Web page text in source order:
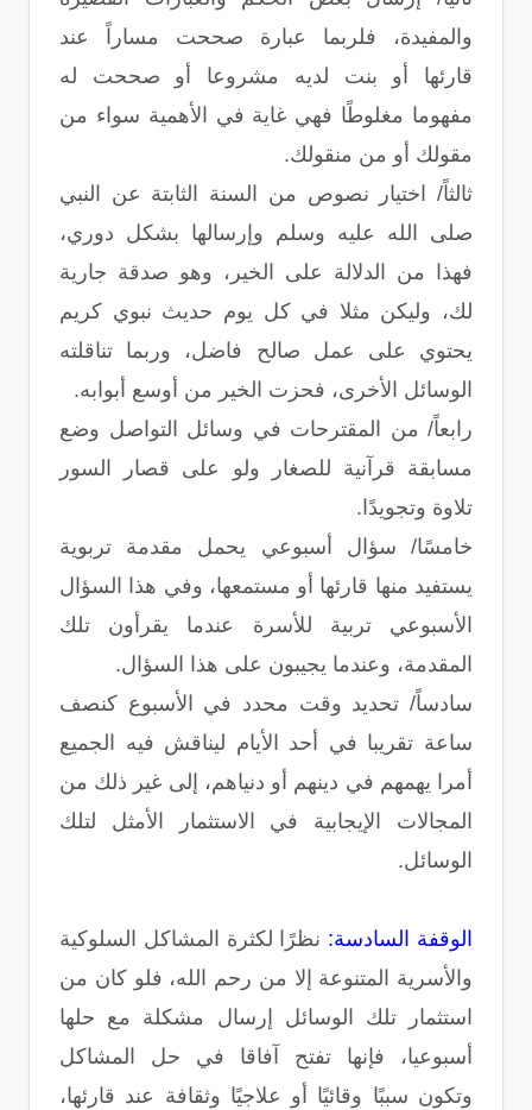
والمفيدة، فلربما عبارة صححت مساراً عند
قارئها أو بنت لديه مشروعا أو صححت له
مفهوما مغلوطًا فهي غاية في الأهمية سواء من
مقولك أو من منقولك.
ثالثاً/ اختيار نصوص من السنة الثابتة عن النبي
صلى الله عليه وسلم وإرسالها بشكل دوري،
فهذا من الدلالة على الخير، وهو صدقة جارية
لك، وليكن مثلا في كل يوم حديث نبوي كريم
يحتوي على عمل صالح فاضل، وربما تناقلته
الوسائل الأخرى، فحزت الخير من أوسع أبوابه.
رابعاً/ من المقترحات في وسائل التواصل وضع
مسابقة قرآنية للصغار ولو على قصار السور
تلاوة وتجويدًا.
خامسًا/ سؤال أسبوعي يحمل مقدمة تربوية
يستفيد منها قارئها أو مستمعها، وفي هذا السؤال
الأسبوعي تربية للأسرة عندما يقرأون تلك
المقدمة، وعندما يجيبون على هذا السؤال.
سادساً/ تحديد وقت محدد في الأسبوع كنصف
ساعة تقريبا في أحد الأيام ليناقش فيه الجميع
أمرا يهمهم في دينهم أو دنياهم، إلى غير ذلك من
المجالات الإيجابية في الاستثمار الأمثل لتلك
الوسائل.
الوقفة السادسة: نظرًا لكثرة المشاكل السلوكية
والأسرية المتنوعة إلا من رحم الله، فلو كان من
استثمار تلك الوسائل إرسال مشكلة مع حلها
أسبوعيا، فإنها تفتح آفاقا في حل المشاكل
وتكون سببًا وقائيًا أو علاجيًا وثقافة عند قارئها،